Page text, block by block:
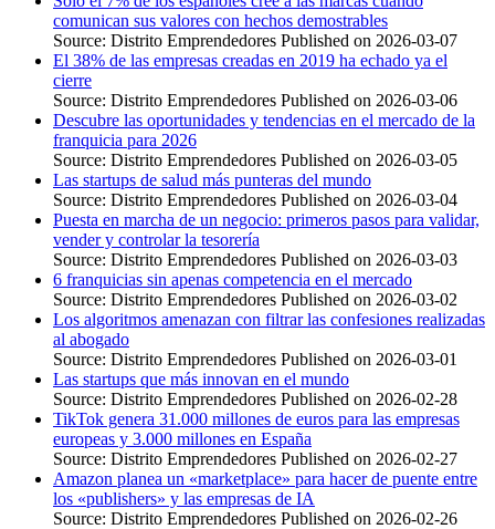
comunican sus valores con hechos demostrables
Source: Distrito Emprendedores Published on 2026-03-07
El 38% de las empresas creadas en 2019 ha echado ya el
cierre
Source: Distrito Emprendedores Published on 2026-03-06
Descubre las oportunidades y tendencias en el mercado de la
franquicia para 2026
Source: Distrito Emprendedores Published on 2026-03-05
Las startups de salud más punteras del mundo
Source: Distrito Emprendedores Published on 2026-03-04
Puesta en marcha de un negocio: primeros pasos para validar,
vender y controlar la tesorería
Source: Distrito Emprendedores Published on 2026-03-03
6 franquicias sin apenas competencia en el mercado
Source: Distrito Emprendedores Published on 2026-03-02
Los algoritmos amenazan con filtrar las confesiones realizadas
al abogado
Source: Distrito Emprendedores Published on 2026-03-01
Las startups que más innovan en el mundo
Source: Distrito Emprendedores Published on 2026-02-28
TikTok genera 31.000 millones de euros para las empresas
europeas y 3.000 millones en España
Source: Distrito Emprendedores Published on 2026-02-27
Amazon planea un «marketplace» para hacer de puente entre
los «publishers» y las empresas de IA
Source: Distrito Emprendedores Published on 2026-02-26